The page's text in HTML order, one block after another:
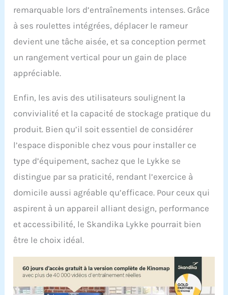
remarquable lors d’entraînements intenses. Grâce
à ses roulettes intégrées, déplacer le rameur
devient une tâche aisée, et sa conception permet
un rangement vertical pour un gain de place
appréciable.
Enfin, les avis des utilisateurs soulignent la
convivialité et la capacité de stockage pratique du
produit. Bien qu’il soit essentiel de considérer
l’espace disponible chez vous pour installer ce
type d’équipement, sachez que le Lykke se
distingue par sa praticité, rendant l’exercice à
domicile aussi agréable qu’efficace. Pour ceux qui
aspirent à un appareil alliant design, performance
et accessibilité, le Skandika Lykke pourrait bien
être le choix idéal.